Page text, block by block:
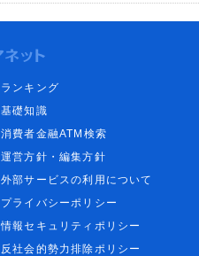
ランキング
基礎知識
消費者金融ATM検索
運営方針・編集方針
外部サービスの利用について
プライバシーポリシー
情報セキュリティポリシー
反社会的勢力排除ポリシー